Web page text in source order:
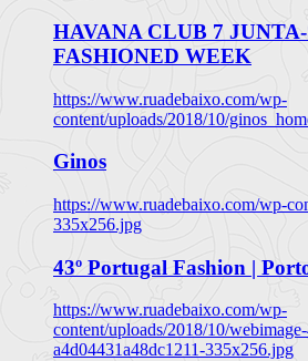
HAVANA CLUB 7
FASHIONED WEEK
https://www.ruadebaixo.com/wp-
content/uploads/2018/10/
Ginos
https://www.ruadebaixo.com/wp-
335x256.jpg
43º Portugal Fashion |
https://www.ruadebaixo.com/wp-
content/uploads/2018/10/
a4d04431a48dc1211-335x256.jpg